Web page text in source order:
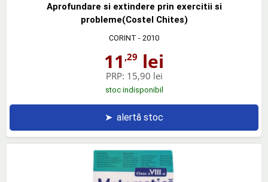
Aprofundare si extindere prin exercitii si
probleme(Costel Chites)
CORINT - 2010
11 ,29 lei
PRP: 15,90 lei
stoc indisponibil
➤ alertă stoc